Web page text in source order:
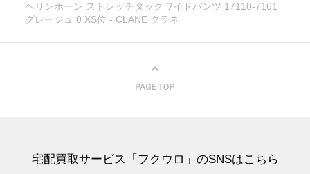
ヘリンボーン ストレッチタックワイドパンツ 17110-7161
グレージュ 0 XS位 - CLANE クラネ
宅配買取サービス「フクウロ」のSNSはこちら